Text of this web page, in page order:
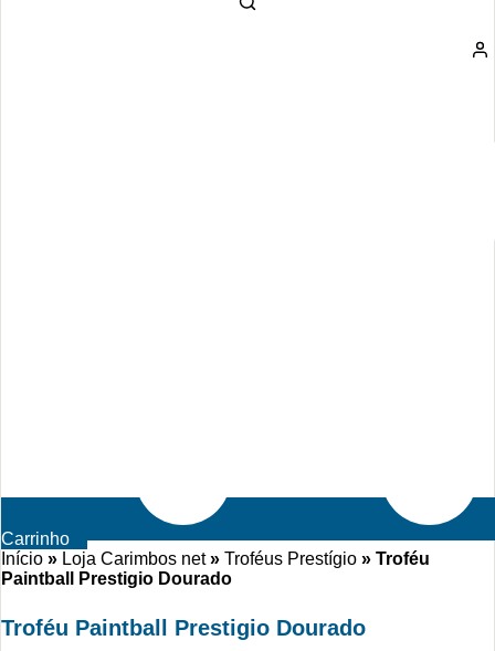
Carrinho
Início » Loja Carimbos net» Troféus Prestígio » Troféu
Paintball Prestigio Dourado
Troféu Paintball Prestigio Dourado